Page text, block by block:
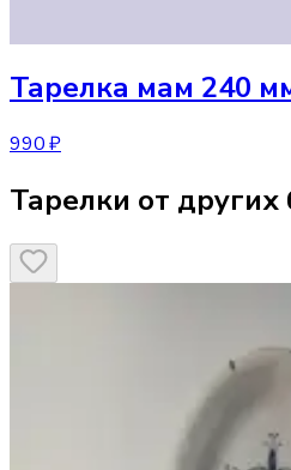
Тарелка мам 240
990 ₽
Тарелки от других